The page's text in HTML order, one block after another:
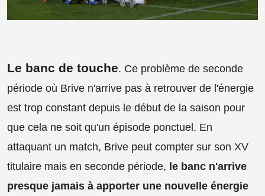
Le banc de touche. Ce problème de seconde
période où Brive n'arrive pas à retrouver de l'énergie
est trop constant depuis le début de la saison pour
que cela ne soit qu'un épisode ponctuel. En
attaquant un match, Brive peut compter sur son XV
titulaire mais en seconde période, le banc n'arrive
presque jamais à apporter une nouvelle énergie